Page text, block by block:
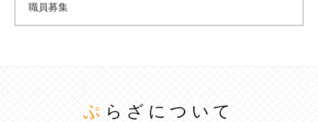
職員募集
ぷらざについて